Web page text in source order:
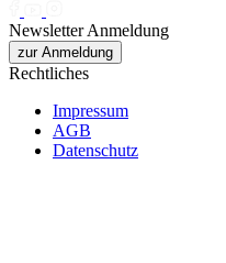
Newsletter Anmeldung
zur Anmeldung
Rechtliches
Impressum
AGB
Datenschutz